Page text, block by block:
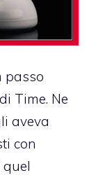
passo
Time. Ne
aveva
con
quel